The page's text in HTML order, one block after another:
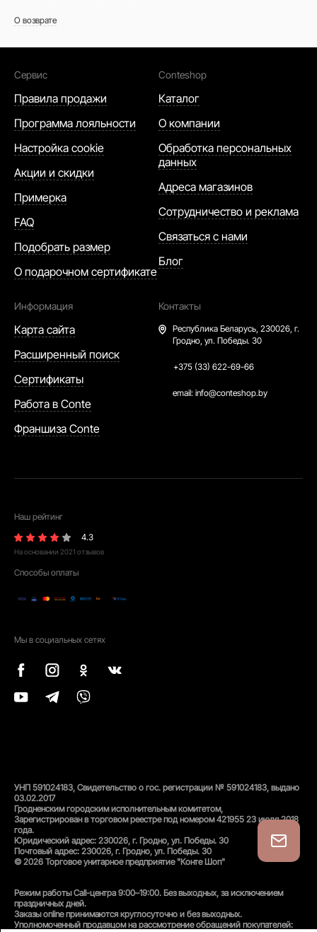
О возврате
Сервис
Правила продажи
Программа лояльности
Настройка cookie
Акции и скидки
Примерка
FAQ
Подобрать размер
О подарочном сертификате
Conteshop
Каталог
О компании
Обработка персональных
данных
Адреса магазинов
Сотрудничество и реклама
Связаться с нами
Блог
Информация
Карта сайта
Расширенный поиск
Сертификаты
Работа в Conte
Франшиза Conte
Контакты
Республика Беларусь, 230026, г.
Гродно, ул. Победы. 30
+375 (33) 622-69-66
email: info@conteshop.by
Наш рейтинг
4.3
На основании 2021 отзывов
Способы оплаты
Мы в социальных сетях
УНП 591024183, Свидетельство о гос. регистрации № 591024183, выдано
03.02.2017
Гродненским городским исполнительным комитетом,
Зарегистрирован в торговом реестре под номером 421955 23 июля 2018
года.
Юридический адрес: 230026, г. Гродно, ул. Победы. 30
Почтовый адрес: 230026, г. Гродно, ул. Победы. 30
© 2026 Торговое унитарное предприятие "Конте Шоп"
Режим работы Call-центра 9:00–19:00. Без выходных, за исключением
праздничных дней.
Заказы online принимаются круглосуточно и без выходных.
Уполномоченный продавцом на рассмотрение обращений покупателей: